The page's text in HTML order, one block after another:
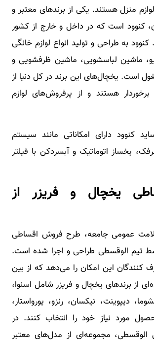
منزل هستند. یکی از برندهای معتبر و
کنوود است که در داخل و خارج از کشور
به طراحی و تولید انواع لوازم خانگی
ماشین لباسشویی، ماشین ظرفشویی و
است. یخچال‌های این برند در کل دنیا از
هستند و از پرفروش‌های لوازم
کنوود دارای امکاناتی مانند سیستم
یخساز اتوماتیک و آبسردکن با فیلتر
یخچال و فریزر از
عمومی جامعه، طرح فروش اقساطی
تیم الوقسطی طراحی و اجرا شده است.
کنندگان این امکان را می‌دهد که از بین
از برندهای یخچال و فریزر شامل اسنوا،
دیپوینت، نیکسان، رنزو، یورواستار،
مورد نیاز خود را انتخاب کنند. در
الوقسطی، مجموعه‌ای از مدل‌های معتبر